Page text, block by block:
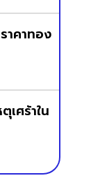
าคาทอง
เศร้าใน